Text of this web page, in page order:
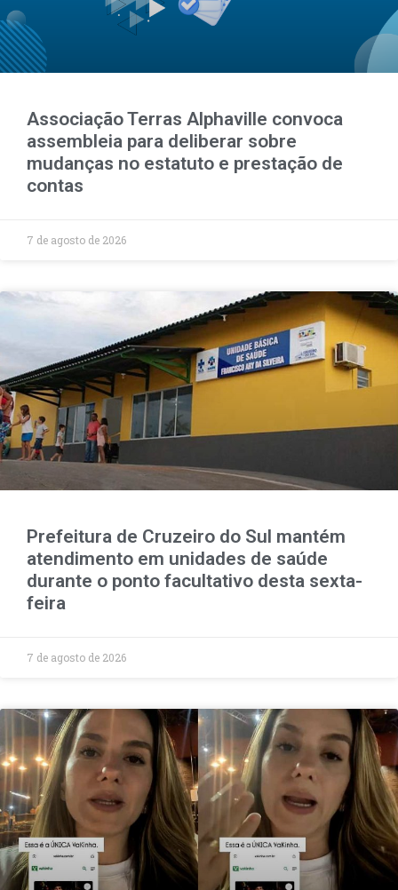
Associação Terras Alphaville convoca
assembleia para deliberar sobre
mudanças no estatuto e prestação de
contas
7 de agosto de 2026
Prefeitura de Cruzeiro do Sul mantém
atendimento em unidades de saúde
durante o ponto facultativo desta sexta-
feira
7 de agosto de 2026